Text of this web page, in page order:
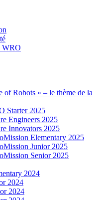
WRO
of Robots » – le thème de la
Starter 2025
Engineers 2025
Innovators 2025
Elementary 2025
Junior 2025
Senior 2025
2024
2024
2024